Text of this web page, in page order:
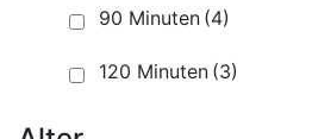
90 Minuten (4)
120 Minuten (3)